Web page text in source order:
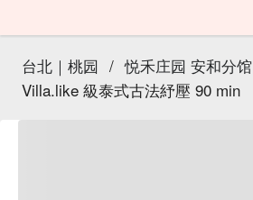
台北｜桃园 / 悦禾庄园 安和分馆
Villa.like 級泰式古法紓壓 90 min